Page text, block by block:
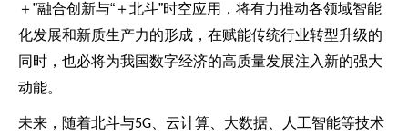
＋”融合创新与“＋北斗”时空应用，将有力推动各领域智能
化发展和新质生产力的形成，在赋能传统行业转型升级的
同时，也必将为我国数字经济的高质量发展注入新的强大
动能。
未来，随着北斗与5G、云计算、大数据、人工智能等技术